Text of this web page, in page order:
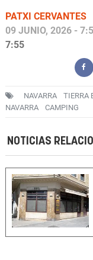
PATXI CERVANTES
09 JUNIO, 2026 -
7:55
NAVARRA TIERRA
NAVARRA
CAMPING
NOTICIAS